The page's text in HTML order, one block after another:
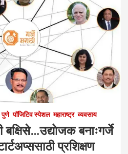
पुणे पॉजिटिव स्पेशल महाराष्ट्र व्यवसाय
बक्षिसे…उद्याेजक बनाःगर्जे
प्रशिक्षण